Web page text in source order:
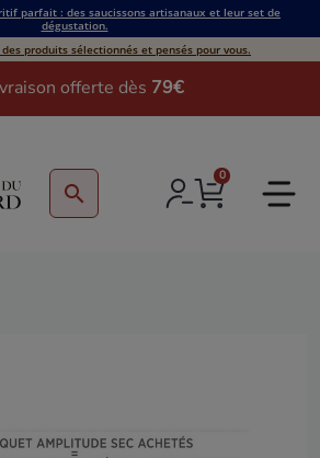
parfait : des saucissons artisanaux et leur set de
dégustation.
produits sélectionnés et pensés pour vous.
offerte dès 79€
search
0